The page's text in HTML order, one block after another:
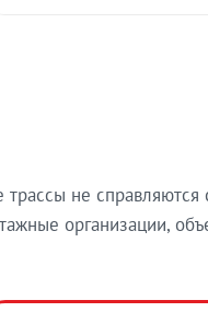
не
организации,